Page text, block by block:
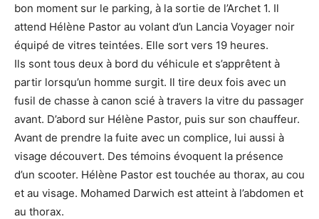
bon moment sur le parking, à la sortie de l’Archet 1. Il
attend Hélène Pastor au volant d’un Lancia Voyager noir
équipé de vitres teintées. Elle sort vers 19 heures.
Ils sont tous deux à bord du véhicule et s’apprêtent à
partir lorsqu’un homme surgit. Il tire deux fois avec un
fusil de chasse à canon scié à travers la vitre du passager
avant. D’abord sur Hélène Pastor, puis sur son chauffeur.
Avant de prendre la fuite avec un complice, lui aussi à
visage découvert. Des témoins évoquent la présence
d’un scooter. Hélène Pastor est touchée au thorax, au cou
et au visage. Mohamed Darwich est atteint à l’abdomen et
au thorax.